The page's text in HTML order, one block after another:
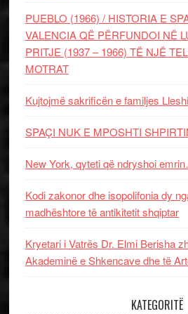
PUEBLO (1966) / HISTORIA E
VALENCIA QË PËRFUNDOI NË
PRITJE (1937 – 1966) TË NJË
MOTRAT
Kujtojmë sakrificën e familjes
SPAÇI NUK E MPOSHTI
New York, qyteti që ndryshoi
Kodi zakonor dhe isopolifonia dy
madhështore të antikitetit shqiptar
Kryetari i Vatrës Dr. Elmi Berisha
Akademinë e Shkencave dhe të
KATEGORITË